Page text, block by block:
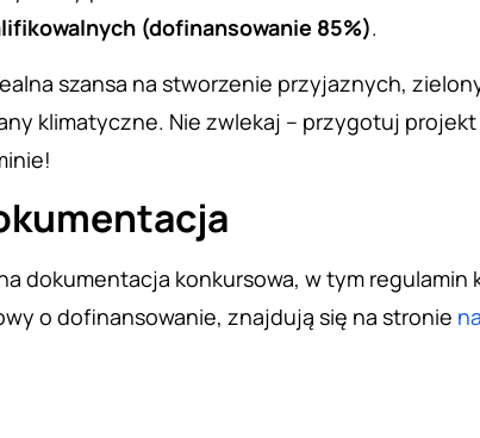
(dofinansowanie 85%).
szansa na stworzenie przyjaznych,
klimatyczne. Nie zwlekaj – przygotuj projekt
dokumentacja konkursowa, w tym regulamin
o dofinansowanie, znajdują się na stronie